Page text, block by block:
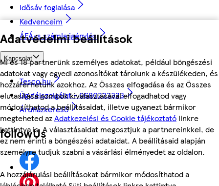
Adatvédelmi beállítások
Mi és 18 partnerünk személyes adatokat, például böngészési
adatokat vagy egyedi azonosítókat tárolunk a készülékeden, és
hozzáférhetünk azokhoz. Az Összes elfogadása és az Összes
elutasítása gombok kiválasztásával elfogadhatod vagy
módosíthatod a beállításaidat, illetve ugyanezt bármikor
megteheted azAdatkezelési és Cookie tájékoztató linkre
kattintva is. A választásaidat megosztjuk a partnereinkkel, de
ez nem érinti a böngészési adataidat. A beállításaid alapján
személyre tudjuk szabni a vásárlási élményedet az oldalon.
A hozzájárulási beállításokat bármikor módosíthatod a
Idősáv foglalása
Kedvenceim
ÁFÁ-s számla igénylés
Kapcsolat
Tesco.hu
Ügyfélszolgálat - 0680222333
Áruházkereső
followUs